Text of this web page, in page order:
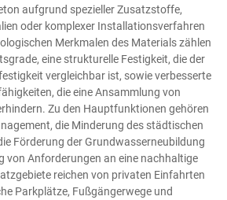
aufgrund spezieller Zusatzstoffe,
oder komplexer Installationsverfahren
Merkmalen des Materials zählen
eine strukturelle Festigkeit, die der
vergleichbar ist, sowie verbesserte
die eine Ansammlung von
Zu den Hauptfunktionen gehören
die Minderung des städtischen
Förderung der Grundwasserneubildung
von Anforderungen an eine nachhaltige
reichen von privaten Einfahrten
Parkplätze, Fußgängerwege und